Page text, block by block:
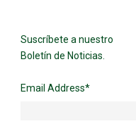
Suscríbete a nuestro
Boletín de Noticias.
Email Address*